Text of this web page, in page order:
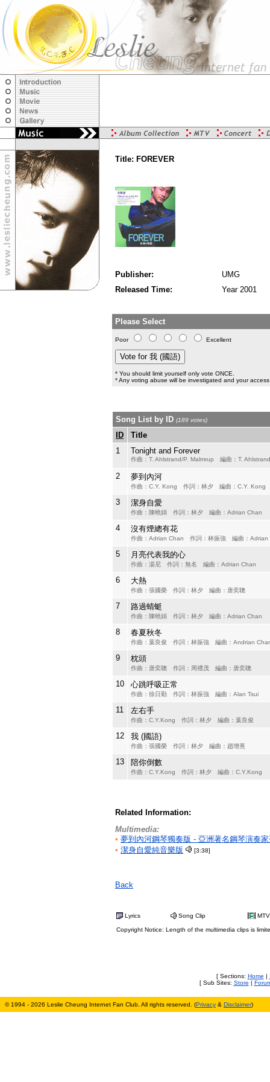
Title: FOREVER
Publisher:
UMG
Released Time:
Year 2001
Please Select
Poor Excellent
* You should limit yourself only vote ONCE.
* Any voting abuse will be investigated and your
Song List by ID (189 votes)
ID
Title
1
Tonight and Forever
作曲：T. Ahlstrand/P. Malmrup 編曲：T. Ahlstrand
2 夢到內河
作曲：C.Y. Kong 作詞：林夕 編曲：C.Y.
3 潔身自愛
作曲：陳曉娟 作詞：林夕 編曲：Adrian Chan
4 沒有煙總有花
作曲：Adrian Chan 作詞：林振強 編曲：Adrian
5 月亮代表我的心
作曲：湯尼 作詞：無名 編曲：Adrian Chan
6 大熱
作曲：張國榮 作詞：林夕 編曲：唐奕聰
7 路過蜻蜓
作曲：陳曉娟 作詞：林夕 編曲：Adrian Chan
8 春夏秋冬
作曲：葉良俊 作詞：林振強 編曲：Andrian
9 枕頭
作曲：唐奕聰 作詞：周禮茂 編曲：唐奕聰
10 心跳呼吸正常
作曲：徐日勤 作詞：林振強 編曲：Alan Tsui
11 左右手
作曲：C.Y.Kong 作詞：林夕 編曲：葉良俊
12 我 (國語)
作曲：張國榮 作詞：林夕 編曲：趙增熹
13 陪你倒數
作曲：C.Y.Kong 作詞：林夕 編曲：C.Y.Kong
Related Information:
Multimedia:
• 夢到內河鋼琴獨奏版 - 亞洲著名鋼琴演奏
• 潔身自愛純音樂版 [3:38]
Back
Lyrics Song Clip MTV
Copyright Notice: Length of the multimedia clips is
[ Sections: Home |
[ Sub Sites: Store |
© 1994 - 2026 Leslie Cheung Internet Fan Club. All rights reserved. (Privacy & Disclaimer)